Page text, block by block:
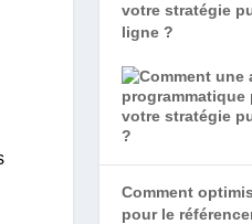
votre stratégie
ligne ?
Comment
pour le